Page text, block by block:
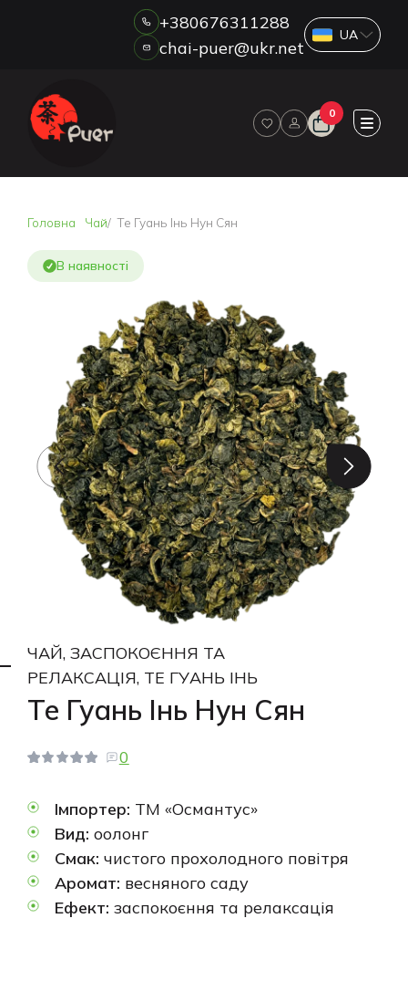
ДРОП
ОПЛАТА ТА ДОСТАВКА
АКЦІЇ
ВІДГУКИ
КОНТАКТИ
+380676311288
chai-puer@ukr.net
0
Головна Чай Те Гуань Інь Нун Сян
В наявності
ЧАЙ, ЗАСПОКОЄННЯ ТА
РЕЛАКСАЦІЯ, ТЕ ГУАНЬ ІНЬ
Те Гуань Інь Нун Сян
0
Імпортер: ТМ «Османтус»
Вид: оолонг
Смак: чистого прохолодного повітря
Аромат: весняного саду
Ефект: заспокоєння та релаксація